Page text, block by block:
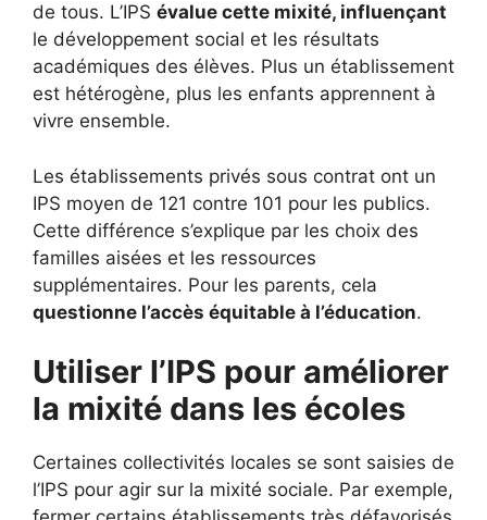
de tous. L’IPS évalue cette mixité, influençant
le développement social et les résultats
académiques des élèves. Plus un établissement
est hétérogène, plus les enfants apprennent à
vivre ensemble.
Les établissements privés sous contrat ont un
IPS moyen de 121 contre 101 pour les publics.
Cette différence s’explique par les choix des
familles aisées et les ressources
supplémentaires. Pour les parents, cela
questionne l’accès équitable à l’éducation.
Utiliser l’IPS pour améliorer
la mixité dans les écoles
Certaines collectivités locales se sont saisies de
l’IPS pour agir sur la mixité sociale. Par exemple,